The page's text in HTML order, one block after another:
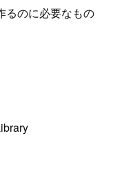
るのに必要なもの